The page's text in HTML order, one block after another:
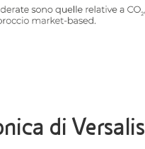
di Versalis